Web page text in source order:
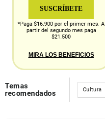
SUSCRÍBETE
*Paga $16.900 por el primer mes. A
partir del segundo mes paga
$21.500
MIRA LOS BENEFICIOS
Temas
recomendados
Cultura